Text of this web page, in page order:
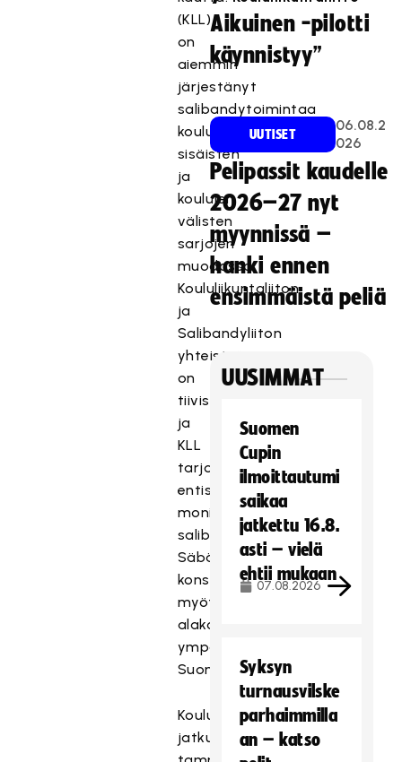
(KLL)
on
aiemmin
järjestänyt
salibandytoimintaa
koulun
sisäisten
ja
koulujen
välisten
sarjojen
muodossa.
Koululiikuntaliiton
ja
Salibandyliiton
yhteistyö
on
tiivistynyt
ja
KLL
tarjoaa
entistä
monipuolisemmin
salibandya,
Säbäkipinä-
konseptin
myötä,
alakouluille
ympäri
Suomea.
Kouluvuosi
jatkuu
Aikuinen -pilotti
käynnistyy”
UUTISET
06.08.2
026
Pelipassit kaudelle
2026–27 nyt
myynnissä –
hanki ennen
ensimmäistä peliä
UUSIMMAT
Suomen
Cupin
ilmoittautumi
saikaa
jatkettu 16.8.
asti – vielä
ehtii mukaan
07.08.2026
Syksyn
turnausvilske
parhaimmilla
an – katso